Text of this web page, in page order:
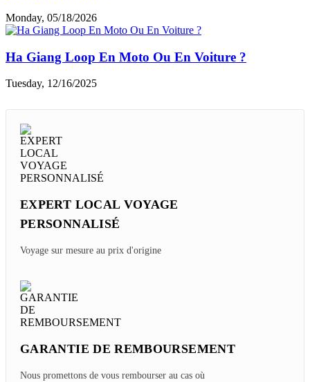
Monday, 05/18/2026
Ha Giang Loop En Moto Ou En Voiture ?
Tuesday, 12/16/2025
EXPERT LOCAL VOYAGE
PERSONNALISÉ
Voyage sur mesure au prix d'origine
GARANTIE DE REMBOURSEMENT
Nous promettons de vous rembourser au cas où